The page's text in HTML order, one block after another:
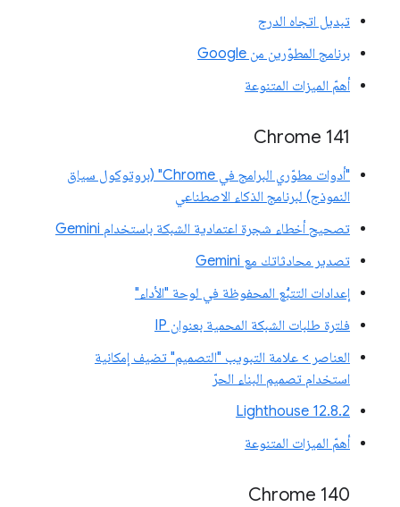
تبديل اتجاه الدرج
برنامج المطوّرين من Google
أهمّ الميزات المتنوعة
‫Chrome 141
"أدوات مطوّري البرامج في Chrome" (بروتوكول سياق
النموذج) لبرنامج الذكاء الاصطناعي
تصحيح أخطاء شجرة اعتمادية الشبكة باستخدام Gemini
تصدير محادثاتك مع Gemini
إعدادات التتبُّع المحفوظة في لوحة "الأداء"
فلترة طلبات الشبكة المحمية بعنوان IP
العناصر > علامة التبويب "التصميم" تضيف إمكانية
استخدام تصميم البناء الحرّ
‫Lighthouse 12.8.2
أهمّ الميزات المتنوعة
Chrome 140